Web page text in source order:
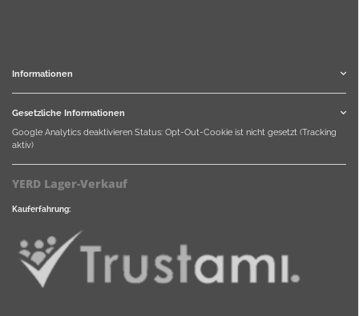
Informationen
Gesetzliche Informationen
Google Analytics deaktivieren Status: Opt-Out-Cookie ist nicht gesetzt (Tracking
aktiv)
YERD Lager-Verkauf
Kauferfahrung: